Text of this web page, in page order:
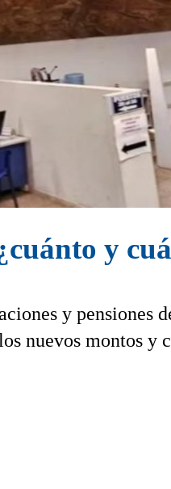
y
y pensiones
nuevos montos y